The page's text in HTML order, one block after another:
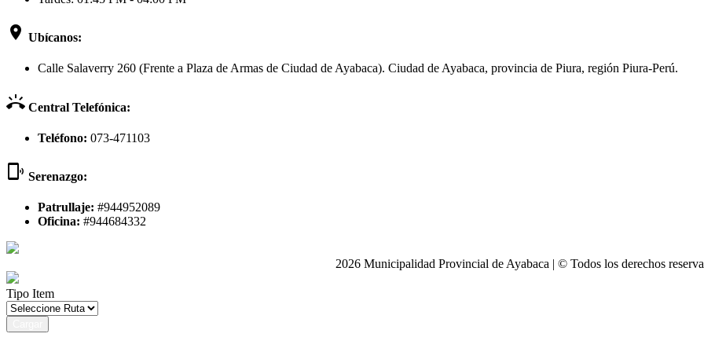
room Ubícanos:
Calle Salaverry 260 (Frente a Plaza de Armas de Ciudad de Ayabaca). Ciudad de Ayabaca, provincia de Piura, región Piura-Perú.
ring_volume Central Telefónica:
Teléfono: 073-471103
phonelink_ring Serenazgo:
Patrullaje: #944952089
Oficina: #944684332
2026 Municipalidad Provincial de Ayabaca | © Todos los derechos
Tipo Item